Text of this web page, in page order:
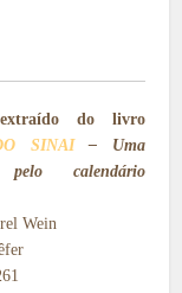
do livro
SINAI– Uma
pelo calendário
Wein